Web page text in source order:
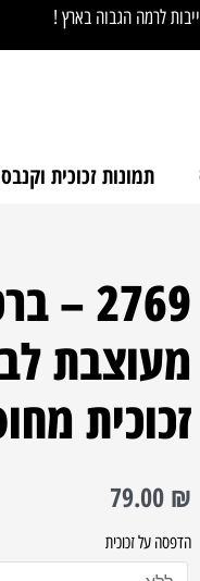
תמונות זכוכית וקנבס
2769
מעוצבת
זכוכית
79.00 ₪
הדפסה על זכוכית
כמות
של
2769
-
ברכת
מודים
מעוצבת
לבית